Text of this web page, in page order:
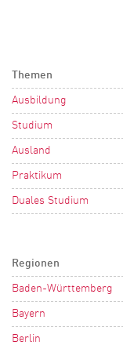
Themen
Ausbildung
Studium
Ausland
Praktikum
Duales Studium
Regionen
Baden-Württemberg
Bayern
Berlin